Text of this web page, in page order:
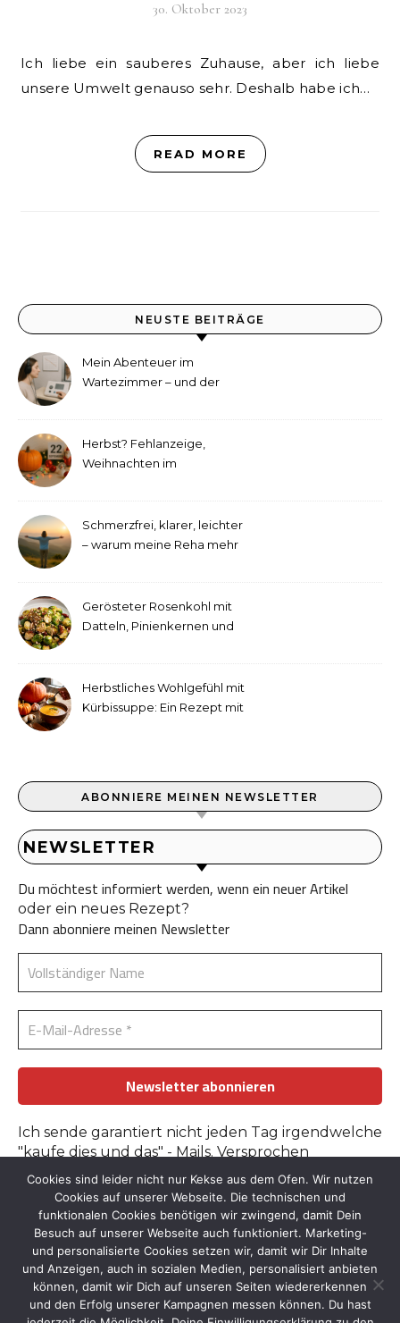
30. Oktober 2023
Ich liebe ein sauberes Zuhause, aber ich liebe
unsere Umwelt genauso sehr. Deshalb habe ich…
READ MORE
NEUSTE BEITRÄGE
Mein Abenteuer im
Wartezimmer – und der
Herbst? Fehlanzeige,
Weihnachten im
Schmerzfrei, klarer, leichter
– warum meine Reha mehr
Gerösteter Rosenkohl mit
Datteln, Pinienkernen und
Herbstliches Wohlgefühl mit
Kürbissuppe: Ein Rezept mit
ABONNIERE MEINEN NEWSLETTER
NEWSLETTER
Du möchtest informiert werden, wenn ein neuer Artikel
oder ein neues Rezept?
Dann abonniere meinen Newsletter
Ich sende garantiert nicht jeden Tag irgendwelche
"kaufe dies und das" - Mails. Versprochen
Erfahre mehr in der Datenschutzerklärung.
Kontakt :: Bildnachweise ::Datenschutz Impressum
Cookies sind leider nicht nur Kekse aus dem Ofen. Wir nutzen
Cookies auf unserer Webseite. Die technischen und
funktionalen Cookies benötigen wir zwingend, damit Dein
Besuch auf unserer Webseite auch funktioniert. Marketing-
und personalisierte Cookies setzen wir, damit wir Dir Inhalte
und Anzeigen, auch in sozialen Medien, personalisiert anbieten
können, damit wir Dich auf unseren Seiten wiedererkennen
und den Erfolg unserer Kampagnen messen können. Du hast